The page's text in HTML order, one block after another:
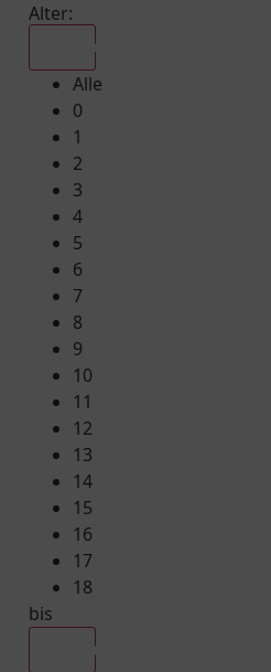
Alter:
Alle
0
1
2
3
4
5
6
7
8
9
10
11
12
13
14
15
16
17
18
bis